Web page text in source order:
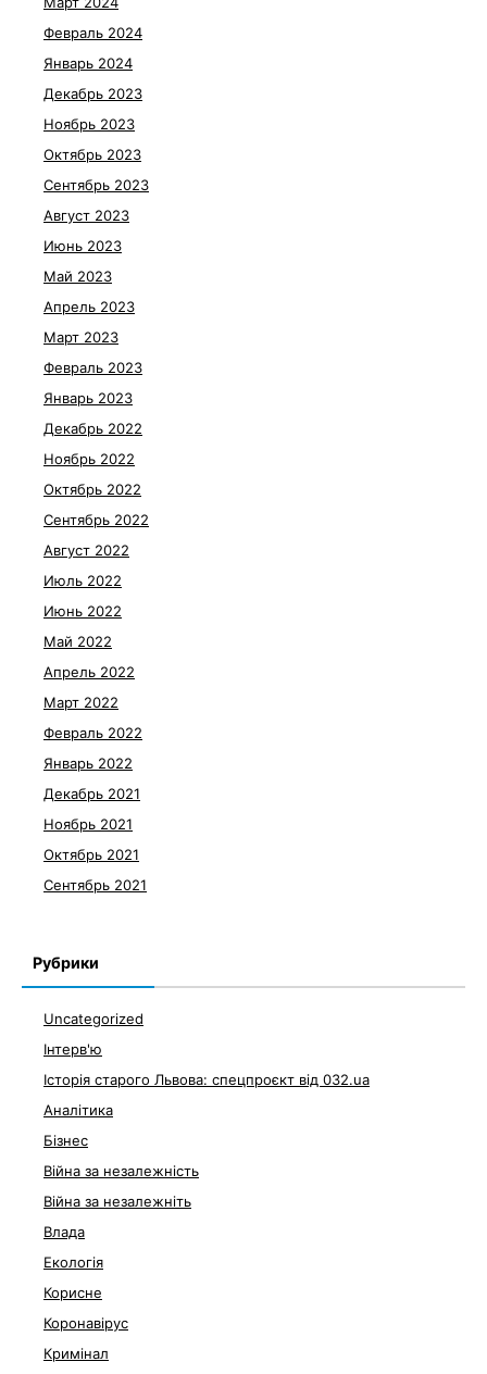
Февраль 2024
Январь 2024
Декабрь 2023
Ноябрь 2023
Октябрь 2023
Сентябрь 2023
Август 2023
Июнь 2023
Май 2023
Апрель 2023
Март 2023
Февраль 2023
Январь 2023
Декабрь 2022
Ноябрь 2022
Октябрь 2022
Сентябрь 2022
Август 2022
Июль 2022
Июнь 2022
Май 2022
Апрель 2022
Март 2022
Февраль 2022
Январь 2022
Декабрь 2021
Ноябрь 2021
Октябрь 2021
Сентябрь 2021
Рубрики
Uncategorized
Інтерв'ю
Історія старого Львова: спецпроєкт від 032.ua
Аналітика
Бізнес
Війна за незалежність
Війна за незалежніть
Влада
Екологія
Корисне
Коронавірус
Кримінал